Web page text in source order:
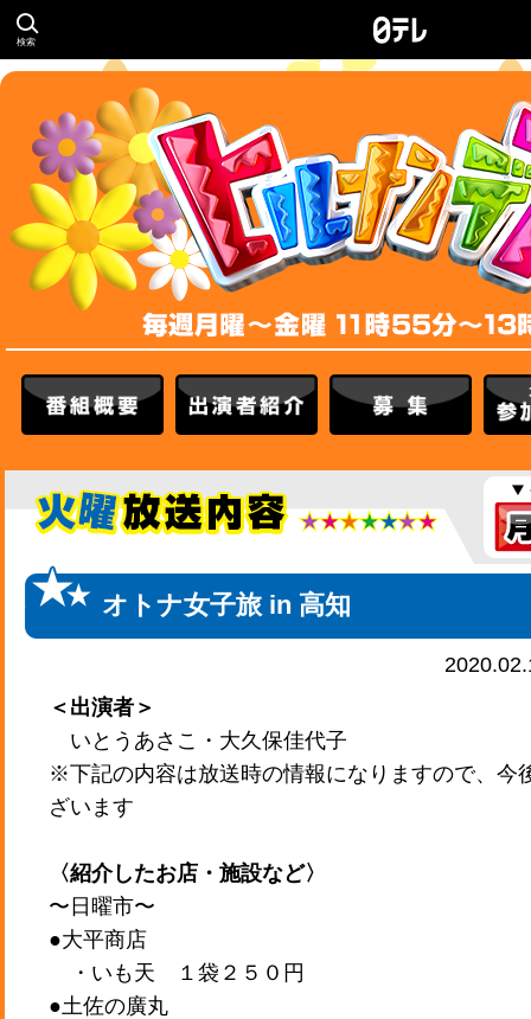
検索
番組概要 出演者紹介 募集
オトナ女子旅 in 高知
＜出演者＞
いとうあさこ・大久保佳代子
※下記の内容は放送時の情報になりますので、今
ざいます
〈紹介したお店・施設など〉
〜日曜市〜
●大平商店
・いも天 １袋２５０円
●土佐の廣丸